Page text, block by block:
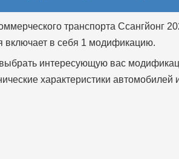
транспорта Ссангйонг
включает в себя 1 модификацию.
интересующую вас
характеристики